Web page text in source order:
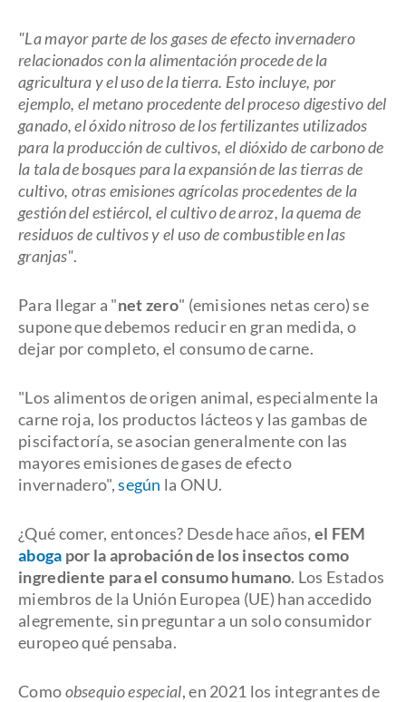
"La mayor parte de los gases de efecto invernadero
relacionados con la alimentación procede de la
agricultura y el uso de la tierra. Esto incluye, por
ejemplo, el metano procedente del proceso digestivo del
ganado, el óxido nitroso de los fertilizantes utilizados
para la producción de cultivos, el dióxido de carbono de
la tala de bosques para la expansión de las tierras de
cultivo, otras emisiones agrícolas procedentes de la
gestión del estiércol, el cultivo de arroz, la quema de
residuos de cultivos y el uso de combustible en las
granjas".
Para llegar a "net zero" (emisiones netas cero) se
supone que debemos reducir en gran medida, o
dejar por completo, el consumo de carne.
"Los alimentos de origen animal, especialmente la
carne roja, los productos lácteos y las gambas de
piscifactoría, se asocian generalmente con las
mayores emisiones de gases de efecto
invernadero",según la ONU.
¿Qué comer, entonces? Desde hace años, el FEM
aboga por la aprobación de los insectos como
ingrediente para el consumo humano. Los Estados
miembros de la Unión Europea (UE) han accedido
alegremente, sin preguntar a un solo consumidor
europeo qué pensaba.
Comoobsequio especial, en 2021 los integrantes de